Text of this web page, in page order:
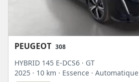
PEUGEOT 308
HYBRID 145 E-DCS6 · GT
2025 · 10 km · Essence · Automatique